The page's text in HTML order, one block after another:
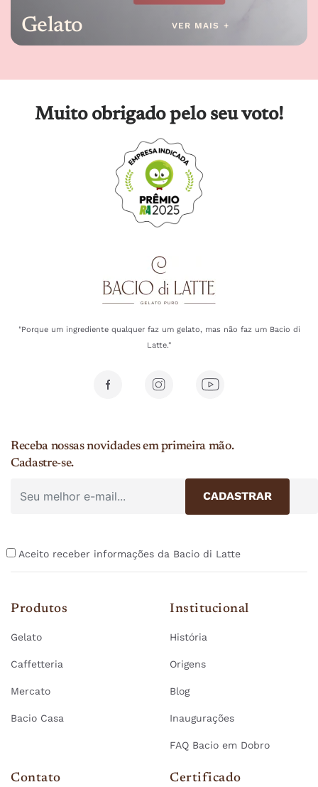
Gelato VER MAIS +
Muito obrigado pelo seu voto!
"Porque um ingrediente qualquer faz um gelato, mas não faz um Bacio di
Latte."
Receba nossas novidades em primeira mão.
Cadastre-se.
Aceito receber informações da Bacio di Latte
Produtos
Gelato
Caffetteria
Mercato
Bacio Casa
Institucional
História
Origens
Blog
Inaugurações
FAQ Bacio em Dobro
Contato Certificado